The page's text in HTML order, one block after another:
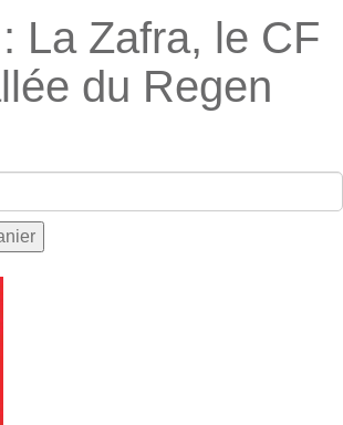
La Zafra, le CF
du Regen